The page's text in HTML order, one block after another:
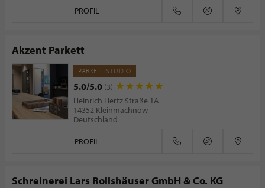
PROFIL
Akzent Parkett
PARKETTSTUDIO
5.0/5.0 (3)
Heinrich Hertz Straße 1A
14352 Kleinmachnow
Deutschland
PROFIL
Schreinerei Lars Rollshäuser GmbH & Co. KG